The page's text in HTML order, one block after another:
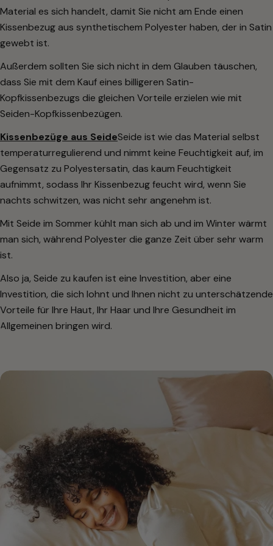
Material es sich handelt, damit Sie nicht am Ende einen
Kissenbezug aus synthetischem Polyester haben, der in Satin
gewebt ist.
Außerdem sollten Sie sich nicht in dem Glauben täuschen,
dass Sie mit dem Kauf eines billigeren Satin-
Kopfkissenbezugs die gleichen Vorteile erzielen wie mit
Seiden-Kopfkissenbezügen.
Kissenbezüge aus SeideSeide ist wie das Material selbst
temperaturregulierend und nimmt keine Feuchtigkeit auf, im
Gegensatz zu Polyestersatin, das kaum Feuchtigkeit
aufnimmt, sodass Ihr Kissenbezug feucht wird, wenn Sie
nachts schwitzen, was nicht sehr angenehm ist.
Mit Seide im Sommer kühlt man sich ab und im Winter wärmt
man sich, während Polyester die ganze Zeit über sehr warm
ist.
Also ja, Seide zu kaufen ist eine Investition, aber eine
Investition, die sich lohnt und Ihnen nicht zu unterschätzende
Vorteile für Ihre Haut, Ihr Haar und Ihre Gesundheit im
Allgemeinen bringen wird.